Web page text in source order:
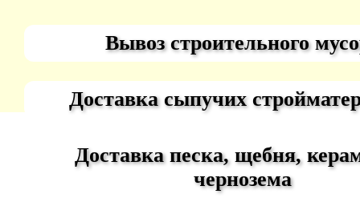
Вывоз строительного
Доставка сыпучих
Доставка песка, щебня,
чернозема